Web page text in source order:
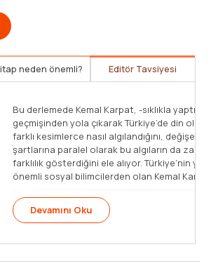
neden önemli? Editör Tavsiyesi
eser,
çalışma.
ilgi,
yanı
[...]
toplumsal, kültürel, iktisadi
ötesinde siyasal anlamda
araya getirdiği makalelerinde
olgusunu, bu olgunun
din ile devlet arasındaki
[...]
Devamını Oku